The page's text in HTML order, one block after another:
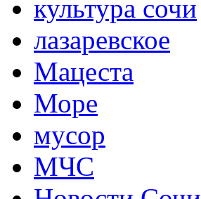
культура сочи
лазаревское
Мацеста
Море
мусор
МЧС